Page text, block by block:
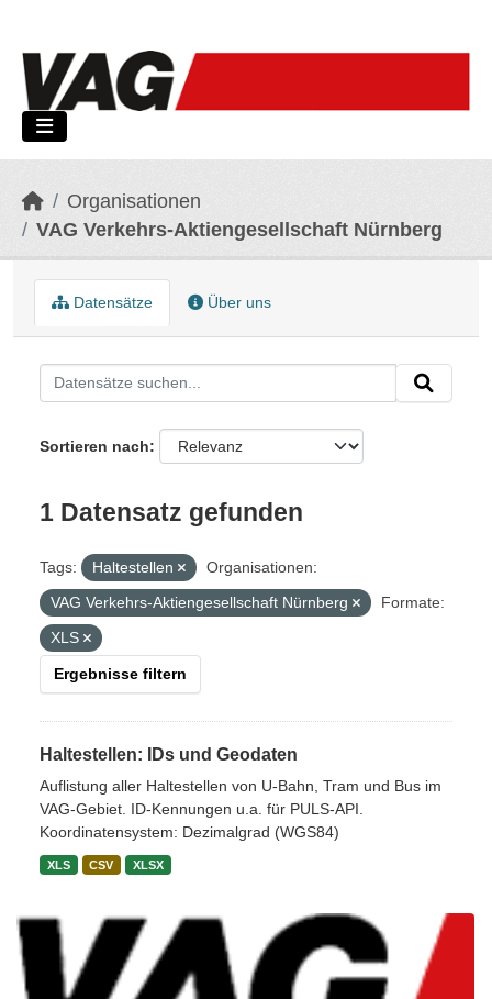
Organisationen
VAG Verkehrs-Aktiengesellschaft Nürnberg
Datensätze Über uns
Sortieren nach
1 Datensatz gefunden
Tags: Haltestellen
Organisationen:
VAG Verkehrs-Aktiengesellschaft Nürnberg
Formate:
XLS
Ergebnisse filtern
Haltestellen: IDs und Geodaten
Auflistung aller Haltestellen von U-Bahn, Tram und Bus im
VAG-Gebiet. ID-Kennungen u.a. für PULS-API.
Koordinatensystem: Dezimalgrad (WGS84)
XLS CSV XLSX